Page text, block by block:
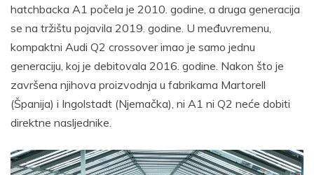
hatchbacka A1 počela je 2010. godine, a druga generacija
se na tržištu pojavila 2019. godine. U međuvremenu,
kompaktni Audi Q2 crossover imao je samo jednu
generaciju, koj je debitovala 2016. godine. Nakon što je
završena njihova proizvodnja u fabrikama Martorell
(Španija) i Ingolstadt (Njemačka), ni A1 ni Q2 neće dobiti
direktne nasljednike.